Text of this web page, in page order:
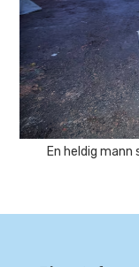
En heldig